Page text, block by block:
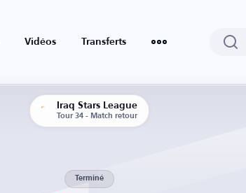
Vidéos Transferts
Iraq Stars League
Tour 34 - Match retour
Terminé